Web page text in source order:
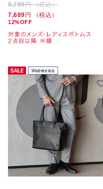
8,789円 （税込）
7,689 円 （税込）
12%OFF